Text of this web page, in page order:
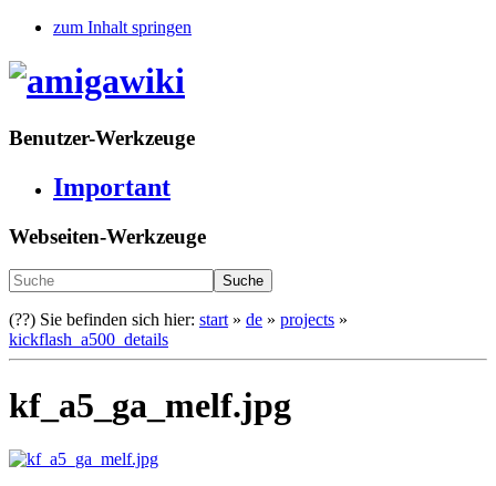
zum Inhalt springen
Benutzer-Werkzeuge
Important
Webseiten-Werkzeuge
Suche
(??) Sie befinden sich hier: start» de » projects »
kickflash_a500_details
kf_a5_ga_melf.jpg